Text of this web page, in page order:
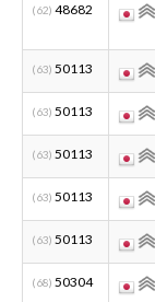
(62) 48682
(63) 50113
(63) 50113
(63) 50113
(63) 50113
(63) 50113
(68) 50304